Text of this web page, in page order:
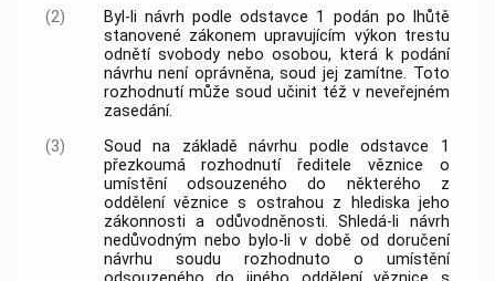
(2)
Byl-li návrh podle odstavce 1 podán po lhůtě
stanovené zákonem upravujícím výkon trestu
odnětí svobody nebo osobou, která k podání
návrhu není oprávněna, soud jej zamítne. Toto
rozhodnutí může soud učinit též v neveřejném
zasedání.
(3)
Soud na základě návrhu podle odstavce 1
přezkoumá rozhodnutí ředitele věznice o
umístění odsouzeného do některého z
oddělení věznice s ostrahou z hlediska jeho
zákonnosti a odůvodněnosti. Shledá-li návrh
nedůvodným nebo bylo-li v době od doručení
návrhu soudu rozhodnuto o umístění